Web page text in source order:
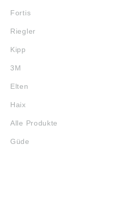
Fortis
Riegler
Kipp
3M
Elten
Haix
Alle Produkte
Güde